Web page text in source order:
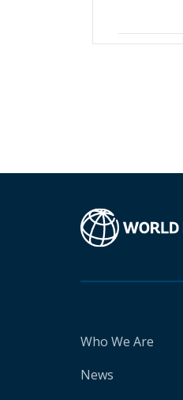
Who We Are
News